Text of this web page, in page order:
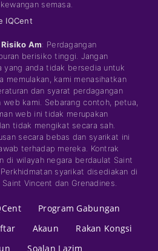
semasa.
IQCent
Am: Perdagangan
berisiko tinggi. Jangan
yang anda tidak bersedia untuk
memulakan, kami menasihatkan
dan syarat perdagangan
kami. Sebarang contoh, petua,
web ini tidak merupakan
tidak mengikat secara sah.
secara bebas dan syarikat ini
terhadap mereka. Kontrak
di wilayah negara berdaulat Saint
syarikat disediakan di
Vincent dan Grenadines.
Program Gabungan
Akaun
Rakan Kongsi
Soalan Lazim